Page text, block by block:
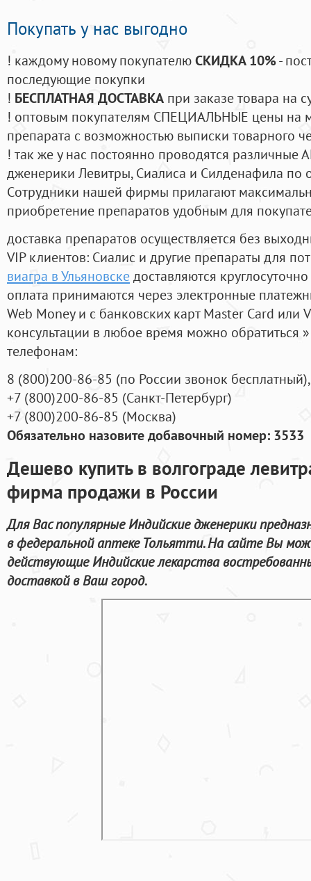
Покупать у нас выгодно
! каждому новому покупателюСКИДКА 10%-
последующие покупки
! БЕСПЛАТНАЯ ДОСТАВКА при заказе товара на
! оптовым покупателям СПЕЦИАЛЬНЫЕ цены на
препарата с возможностью выписки товарного
! так же у нас постоянно проводятся
дженерики Левитры, Сиалиса и Силденафила по
Cотрудники нашей фирмы прилагают
приобретение препаратов удобным для
доставка препаратов осуществляется без
VIP клиентов: Сиалис и другие препараты для
виагра в Ульяновскедоставляются круглосуточно
оплата принимаются через электронные
Web Money и с банковских карт Master Card или
консультации в любое время можно обратиться
телефонам:
8 (800)200-86-85 (по России звонок бесплатный),
+7 (800)200-86-85 (Санкт-Петербург)
+7 (800)200-86-85 (Москва)
Обязательно назовите добавочный номер: 3533
Дешево купить в волгограде
фирма продажи в России
Для Вас популярные Индийские дженерики
в федеральной аптеке Тольятти. На сайте Вы
действующие Индийские лекарства
доставкой в Ваш город.